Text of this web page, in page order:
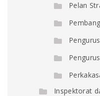
Pelan
Inspektorat